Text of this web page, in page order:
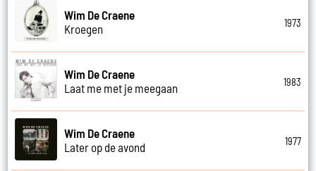
Wim De Craene
Kroegen
1973
Wim De Craene
Laat me met je meegaan
1983
Wim De Craene
Later op de avond
1977